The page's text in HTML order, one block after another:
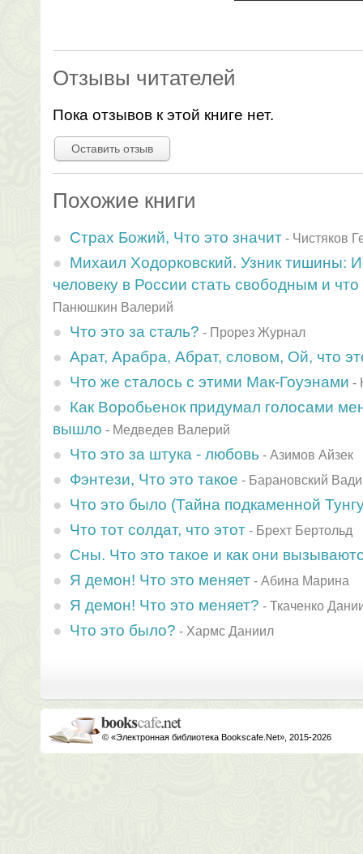
Отзывы читателей
Пока отзывов к этой книге нет.
Оставить отзыв
Похожие книги
Страх Божий, Что это значит - Чистяков
Михаил Ходорковский. Узник тишины:
человеку в России стать свободным и
Панюшкин Валерий
Что это за сталь? - Прорез Журнал
Арат, Арабра, Абрат, словом, Ой, что
Что же сталось с этими Мак-Гоуэнами -
Как Воробьенок придумал голосами
вышло - Медведев Валерий
Что это за штука - любовь - Азимов Айзек
Фэнтези, Что это такое - Барановский
Что это было (Тайна подкаменной
Что тот солдат, что этот - Брехт Бертольд
Сны. Что это такое и как они
Я демон! Что это меняет - Абина Марина
Я демон! Что это меняет? - Ткаченко
Что это было? - Хармс Даниил
© «Электронная библиотека Bookscafe.Net», 2015-2026